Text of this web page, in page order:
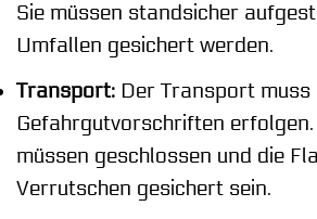
Sie müssen standsicher
Umfallen gesichert werden.
Transport: Der Transport muss
Gefahrgutvorschriften
müssen geschlossen und die
Verrutschen gesichert sein.